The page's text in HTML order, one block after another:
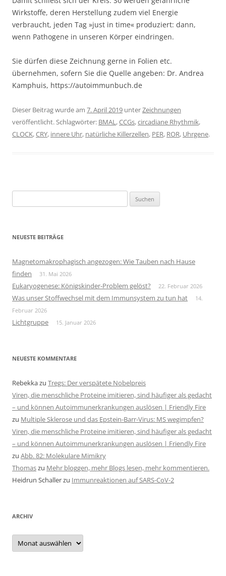
Wirkstoffe, deren Herstellung zudem viel Energie
verbraucht, jeden Tag »just in time« produziert: dann,
wenn Pathogene in unseren Körper eindringen.
Sie dürfen diese Zeichnung gerne in Folien etc.
übernehmen, sofern Sie die Quelle angeben: Dr. Andrea
Kamphuis, https://autoimmunbuch.de
Dieser Beitrag wurde am 7. April 2019 unterZeichnungen
veröffentlicht. Schlagwörter: BMAL,CCGs,circadiane Rhythmik,
CLOCK,CRY, innere Uhr, natürliche Killerzellen, PER, ROR, Uhrgene.
nach:
NEUESTE BEITRÄGE
Magnetomakrophagisch angezogen: Wie Tauben nach Hause
finden
31. Mai 2026
Eukaryogenese: Königskinder-Problem gelöst? 22. Februar 2026
Was unser Stoffwechsel mit dem Immunsystem zu tun hat
14.
Februar 2026
Lichtgruppe 15. Januar 2026
NEUESTE KOMMENTARE
Rebekkazu Tregs: Der verspätete Nobelpreis
Viren, die menschliche Proteine imitieren, sind häufiger als gedacht
– und können Autoimmunerkrankungen auslösen | Friendly Fire
zu Multiple Sklerose und das Epstein-Barr-Virus: MS wegimpfen?
Viren, die menschliche Proteine imitieren, sind häufiger als gedacht
– und können Autoimmunerkrankungen auslösen | Friendly Fire
zu Abb. 82: Molekulare Mimikry
Thomaszu Mehr bloggen, mehr Blogs lesen, mehr kommentieren.
Heidrun Schallerzu Immunreaktionen auf SARS-CoV-2
ARCHIV
Archiv